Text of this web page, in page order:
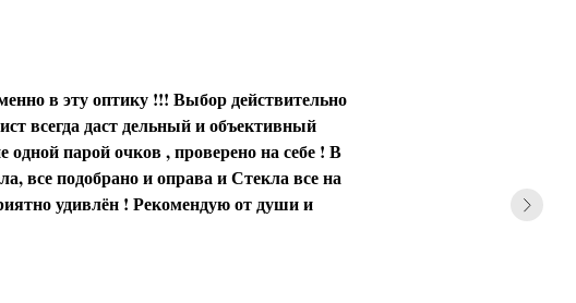
в эту оптику !!! Выбор действительно
всегда даст дельный и объективный
парой очков , проверено на себе ! В
все подобрано и оправа и Стекла все на
удивлён ! Рекомендую от души и